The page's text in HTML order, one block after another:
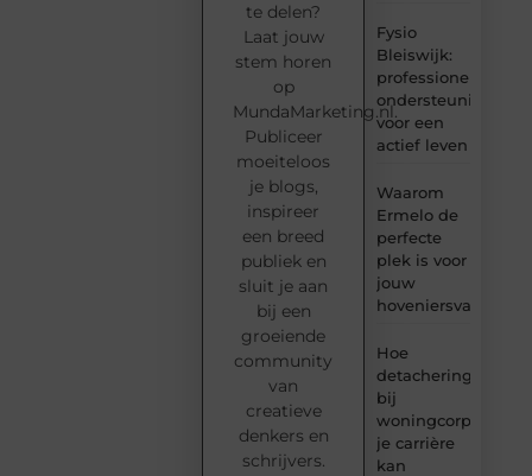
Fysio
Bleiswijk:
professionele
ondersteuning
voor een
actief leven
Waarom
Ermelo de
perfecte
plek is voor
jouw
Hoe
detachering
bij
woningcorporaties
je carrière
kan
te delen?
Laat jouw
stem horen
op
MundaMarketing.nl.
Publiceer
moeiteloos
je blogs,
inspireer
een breed
publiek en
sluit je aan
bij een
groeiende
community
van
creatieve
denkers en
schrijvers.